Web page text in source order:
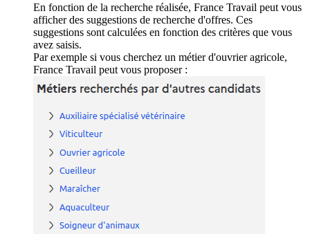
En fonction de la recherche réalisée, France Travail peut vous
afficher des suggestions de recherche d'offres. Ces
suggestions sont calculées en fonction des critères que vous
avez saisis.
Par exemple si vous cherchez un métier d'ouvrier agricole,
France Travail peut vous proposer :